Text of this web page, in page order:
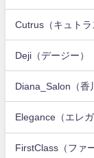
Cutrus（キュトラ
Deji（デージー）
Diana_Salon（香
Elegance（エレ
FirstClass（ファ